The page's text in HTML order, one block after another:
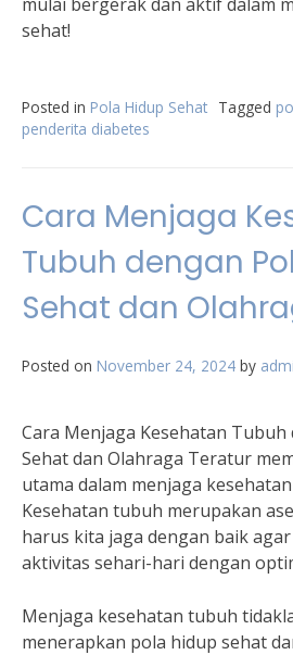
sehat!
Posted in Pola Hidup Sehat Tagged
penderita diabetes
Cara Menjaga
Tubuh dengan
Sehat dan
Posted on November 24, 2024 by
Cara Menjaga Kesehatan Tubuh
Sehat dan Olahraga Teratur
utama dalam menjaga
Kesehatan tubuh merupakan
harus kita jaga dengan baik
aktivitas sehari-hari dengan
Menjaga kesehatan tubuh
menerapkan pola hidup sehat